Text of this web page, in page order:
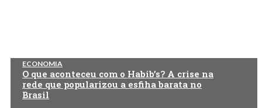
ECONOMIA
O que aconteceu com o Habib’s? A crise na
rede que popularizou a esfiha barata no
Brasil